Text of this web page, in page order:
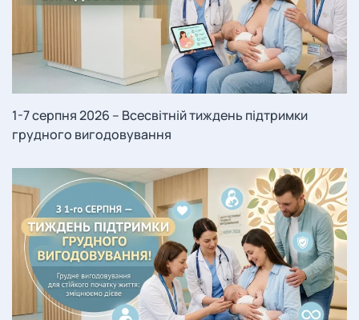
1-7 серпня 2026 – Всесвітній тиждень підтримки
грудного вигодовування